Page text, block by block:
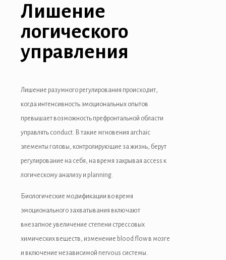
Лишение
логического
управления
Лишение разумного регулирования происходит,
когда интенсивность эмоциональных опытов
превышает возможность префронтальной области
управлять conduct. В такие мгновения archaic
элементы головы, контролирующие за жизнь, берут
регулирование на себя, на время закрывая access к
логическому анализу и planning.
Биологические модификации во время
эмоционального захватывания включают
внезапное увеличение степени стрессовых
химических веществ, изменение blood flow в мозге
и включение независимой nervous системы.